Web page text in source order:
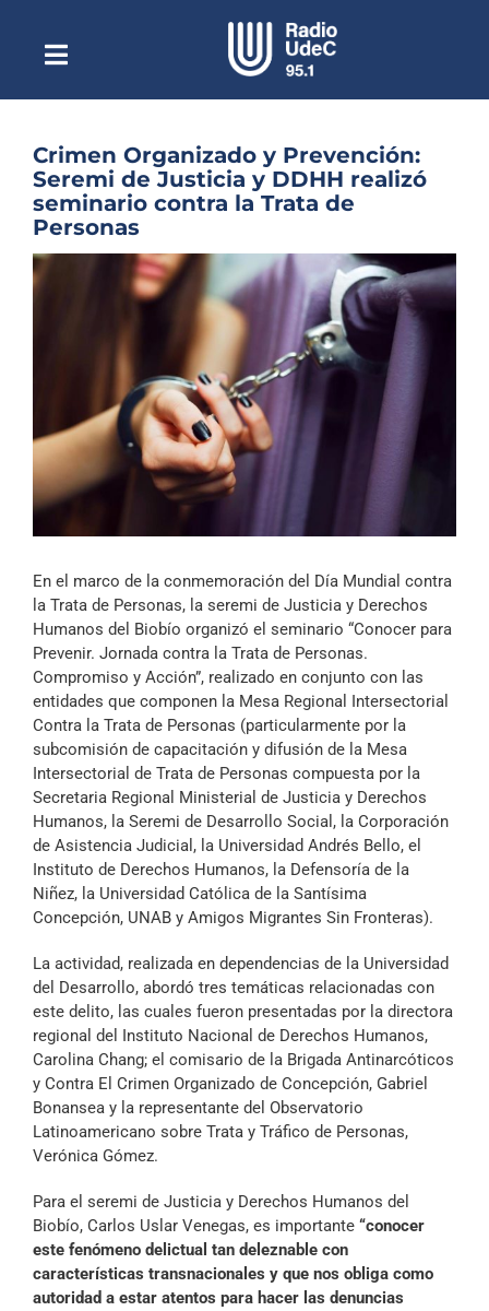
contenidoToggle
NavigationEscuchar Radio UdeC en vivo
Quiénes Somos
Programación
Noticias
Columnas
Música Clásica
Especiales
Archivo Sonoro
Crimen Organizado y Prevención:
Seremi de Justicia y DDHH realizó
seminario contra la Trata de
Personas
Ver
imagen
En el marco de la conmemoración del Día Mundial contra
la Trata de Personas, la seremi de Justicia y Derechos
Humanos del Biobío organizó el seminario “Conocer para
Prevenir. Jornada contra la Trata de Personas.
Compromiso y Acción”, realizado en conjunto con las
entidades que componen la Mesa Regional Intersectorial
Contra la Trata de Personas (particularmente por la
subcomisión de capacitación y difusión de la Mesa
Intersectorial de Trata de Personas compuesta por la
Secretaria Regional Ministerial de Justicia y Derechos
Humanos, la Seremi de Desarrollo Social, la Corporación
de Asistencia Judicial, la Universidad Andrés Bello, el
Instituto de Derechos Humanos, la Defensoría de la
Niñez, la Universidad Católica de la Santísima
Concepción, UNAB y Amigos Migrantes Sin Fronteras).
La actividad, realizada en dependencias de la Universidad
del Desarrollo, abordó tres temáticas relacionadas con
este delito, las cuales fueron presentadas por la directora
regional del Instituto Nacional de Derechos Humanos,
Carolina Chang; el comisario de la Brigada Antinarcóticos
y Contra El Crimen Organizado de Concepción, Gabriel
Bonansea y la representante del Observatorio
Latinoamericano sobre Trata y Tráfico de Personas,
Verónica Gómez.
Para el seremi de Justicia y Derechos Humanos del
Biobío, Carlos Uslar Venegas, es importante “conocer
este fenómeno delictual tan deleznable con
características transnacionales y que nos obliga como
autoridad a estar atentos para hacer las denuncias